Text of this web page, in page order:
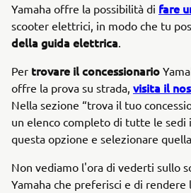
Yamaha offre la possibilità di fare
scooter elettrici, in modo che tu
della guida elettrica.
Per trovare il concessionario
offre la prova su strada, visita il
Nella sezione “trova il tuo
un elenco completo di tutte le sedi
questa opzione e selezionare
Non vediamo l'ora di vederti sullo
Yamaha che preferisci e di rendere